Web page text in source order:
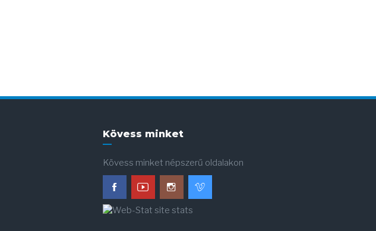
Kövess minket
Kövess minket népszerű oldalakon